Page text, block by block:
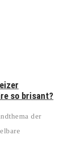
so brisant?
der